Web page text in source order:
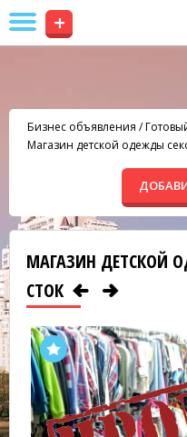
+
Бизнес объявления /
Магазин детской одежды
МАГАЗИН ДЕТСКОЙ
СТОК